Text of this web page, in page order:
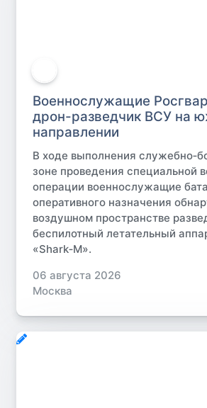
Военнослужащие
дрон-разведчик ВСУ на
направлении
В ходе выполнения
зоне проведения специальной
операции военнослужащие
оперативного назначения
воздушном пространстве
беспилотный летательный
«Shark‑M».
06 августа 2026
Москва